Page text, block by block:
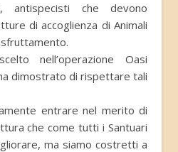
antispecisti che devono
di accoglienza di Animali
sfruttamento.
nell’operazione Oasi
dimostrato di rispettare tali
entrare nel merito di
che come tutti i Santuari
ma siamo costretti a